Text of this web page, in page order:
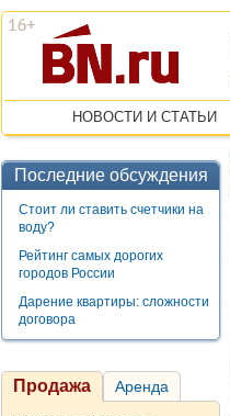
НОВОСТИ И СТАТЬИ
Последние обсуждения
Стоит ли ставить счетчики на
воду?
Рейтинг самых дорогих
городов России
Дарение квартиры: сложности
договора
Продажа Аренда